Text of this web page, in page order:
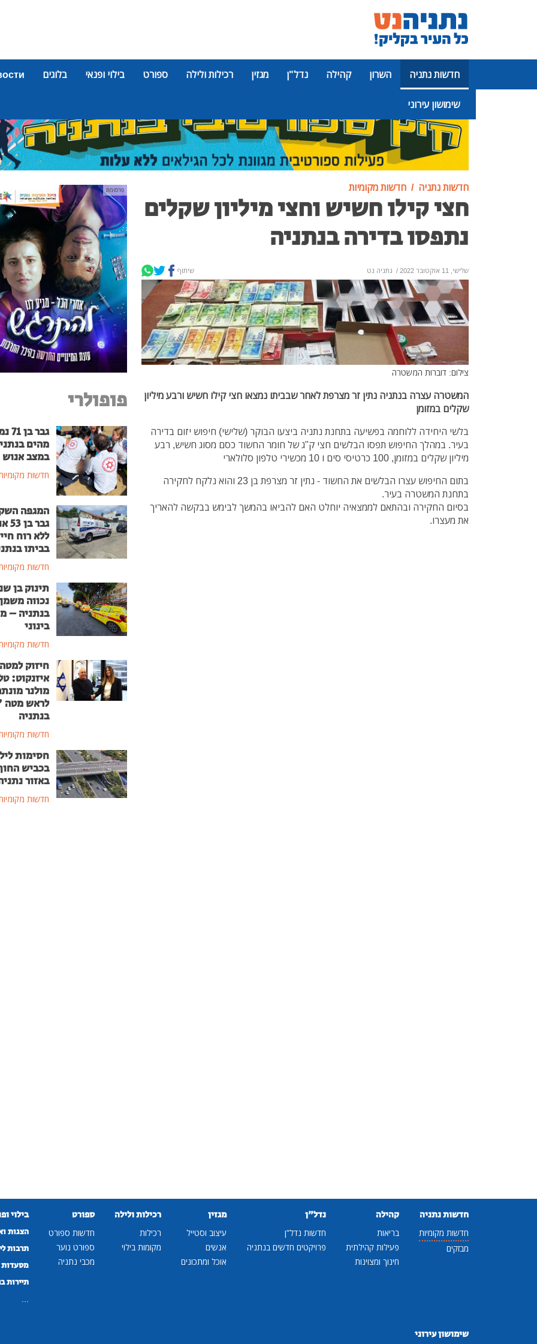
חדשות נתניה השרון קהילה נדל"ן מגזין רכילות ולילה ספורט בילוי ופנאי בלוגים
שימושון עירוני
פרסומת
חדשות נתניה חדשות מקומיות
חצי קילו חשיש וחצי מיליון שקלים
נתפסו בדירה בנתניה
שלישי, 11 אוקטובר 2022 / נתניה נט שיתוף
צילום: דוברות המשטרה
המשטרה עצרה בנתניה נתין זר מצרפת לאחר שבביתו נמצאו חצי קילו חשיש ורבע מיליון
שקלים במזומן
בלשי היחידה ללוחמה בפשיעה בתחנת נתניה ביצעו הבוקר (שלישי) חיפוש יזום בדירה
בעיר. במהלך החיפוש תפסו הבלשים חצי ק"ג של חומר החשוד כסם מסוג חשיש, רבע
מיליון שקלים במזומן, 100 כרטיסי סים ו 10 מכשירי טלפון סלולארי
בתום החיפוש עצרו הבלשים את החשוד - נתין זר מצרפת בן 23 והוא נלקח לחקירה
בתחנת המשטרה בעיר.
בסיום החקירה ובהתאם לממצאיה יוחלט האם להביאו בהמשך לבימש בבקשה להאריך
את מעצרו.
פרסומת
פופולרי
גבר
מהים
במצב אנוש
חדשות
המגפה
גבר
ללא רוח
בביתו
חדשות
תינוק בן
נכווה
בנתניה –
בינוני
חדשות
חיזוק למטה
איזנקוט:
מולנר
לראש
בנתניה
חדשות
חסימות
בכביש
באזור
חדשות
חדשות נתניה
חדשות מקומיות
מבזקים
קהילה
בריאות
פעילות קהילתית
חינוך ומצוינות
נדל"ן
חדשות נדל"ן
פרויקטים חדשים בנתניה
מגזין
עיצוב וסטייל
אנשים
אוכל ומתכונים
רכילות ולילה
רכילות
מקומות בילוי
ספורט
חדשות ספורט
ספורט נוער
מכבי נתניה
בילוי
הצגות
תרבות
מסעדות
תיירות
שימושון עירוני